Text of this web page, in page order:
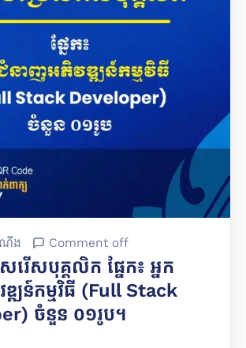
ណឹង Comment off
ើសបុគ្គលិក ផ្នែក៖ អ្នក
ឍន៍កម្មវិធី (Full Stack
ចំនួន ០១រូប។